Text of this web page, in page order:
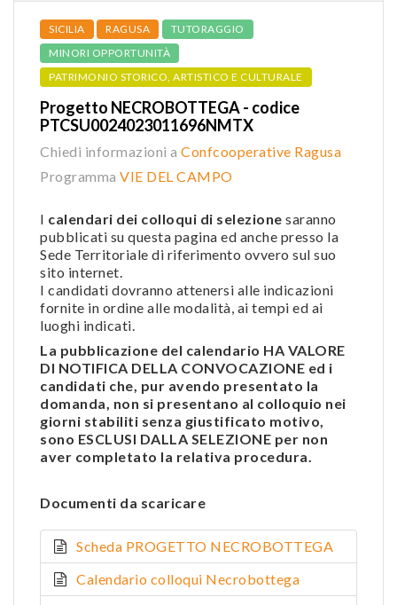
SICILIA RAGUSA
TUTORAGGIO
MINORI OPPORTUNITÀ
PATRIMONIO STORICO, ARTISTICO E CULTURALE
Progetto NECROBOTTEGA - codice
PTCSU0024023011696NMTX
Chiedi informazioni a Confcooperative Ragusa
Programma VIE DEL CAMPO
I calendari dei colloqui di selezione saranno
pubblicati su questa pagina ed anche presso la
Sede Territoriale di riferimento ovvero sul suo
sito internet.
I candidati dovranno attenersi alle indicazioni
fornite in ordine alle modalità, ai tempi ed ai
luoghi indicati.
La pubblicazione del calendario HA VALORE
DI NOTIFICA DELLA CONVOCAZIONE ed i
candidati che, pur avendo presentato la
domanda, non si presentano al colloquio nei
giorni stabiliti senza giustificato motivo,
sono ESCLUSI DALLA SELEZIONE per non
aver completato la relativa procedura.
Documenti da scaricare
Scheda PROGETTO NECROBOTTEGA
Calendario colloqui Necrobottega